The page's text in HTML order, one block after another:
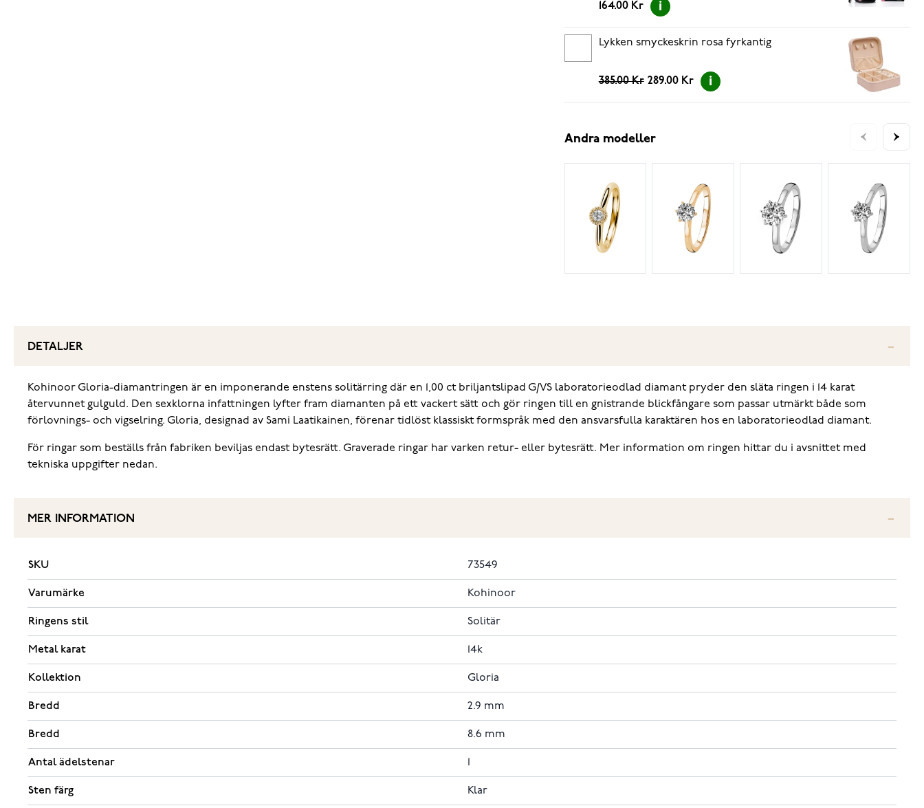
164.00 Kr
Lykken smyckeskrin rosa fyrkantig
385.00 Kr 289.00 Kr
Andra modeller
DETALJER
Kohinoor Gloria-diamantringen är en imponerande enstens solitärring där en 1,00 ct briljantslipad G/VS laboratorieodlad diamant pryder den släta ringen i 14 karat
återvunnet gulguld. Den sexklorna infattningen lyfter fram diamanten på ett vackert sätt och gör ringen till en gnistrande blickfångare som passar utmärkt både som
förlovnings- och vigselring. Gloria, designad av Sami Laatikainen, förenar tidlöst klassiskt formspråk med den ansvarsfulla karaktären hos en laboratorieodlad diamant.
För ringar som beställs från fabriken beviljas endast bytesrätt. Graverade ringar har varken retur- eller bytesrätt. Mer information om ringen hittar du i avsnittet med
tekniska uppgifter nedan.
MER INFORMATION
SKU 73549
Varumärke Kohinoor
Ringens stil Solitär
Metal karat 14k
Kollektion Gloria
Bredd 2.9 mm
Bredd 8.6 mm
Antal ädelstenar
Sten färg Klar